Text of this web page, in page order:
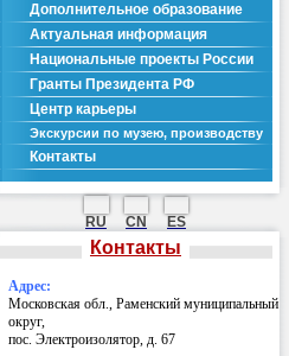
Дополнительное образование
Актуальная информация
Национальные проекты России
Гранты Президента РФ
Центр карьеры
Экскурсии по музею, производству
Контакты
RU CN ES
Контакты
Адрес:
Московская обл., Раменский муниципальный
округ,
пос. Электроизолятор, д. 67